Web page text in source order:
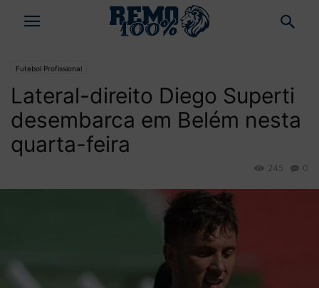
Futebol Profissional
Lateral-direito Diego Superti
desembarca em Belém nesta
quarta-feira
0
245